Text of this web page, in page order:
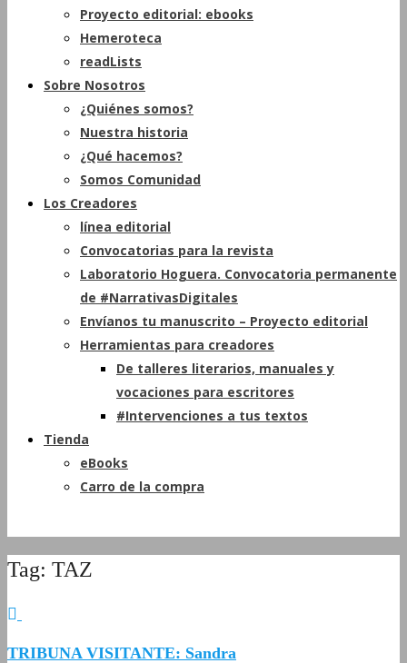
Proyecto editorial: ebooks
Hemeroteca
readLists
Sobre Nosotros
¿Quiénes somos?
Nuestra historia
¿Qué hacemos?
Somos Comunidad
Los Creadores
línea editorial
Convocatorias para la revista
Laboratorio Hoguera. Convocatoria permanente
de #NarrativasDigitales
Envíanos tu manuscrito – Proyecto editorial
Herramientas para creadores
De talleres literarios, manuales y
vocaciones para escritores
#Intervenciones a tus textos
Tienda
eBooks
Carro de la compra
Tag: TAZ
TRIBUNA VISITANTE: Sandra